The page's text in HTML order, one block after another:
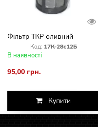
Фільтр ТКР оливний
Код: 17К-28с12Б
В наявності
95,00 грн.
Купити